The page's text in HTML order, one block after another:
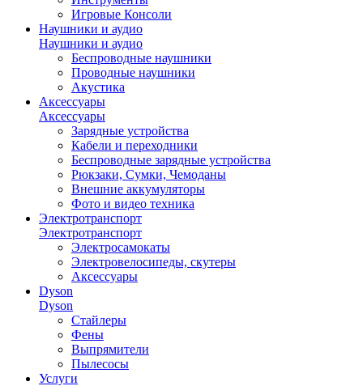
Игровые Консоли
Наушники и аудио
Наушники и аудио
Беспроводные наушники
Проводные наушники
Акустика
Аксессуары
Аксессуары
Зарядные устройства
Кабели и переходники
Беспроводные зарядные устройства
Рюкзаки, Сумки, Чемоданы
Внешние аккумуляторы
Фото и видео техника
Электротранспорт
Электротранспорт
Электросамокаты
Электровелосипеды, скутеры
Аксессуары
Dyson
Dyson
Стайлеры
Фены
Выпрямители
Пылесосы
Услуги